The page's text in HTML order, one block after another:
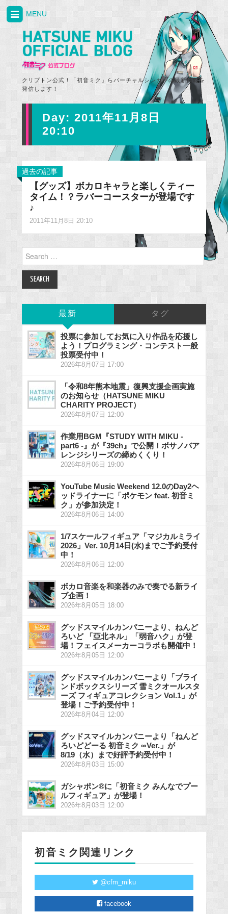
クリプトン公式！「初音ミク」らバーチャルシンガーの最新情報を
発信します！
MENU
Day: 2011年11月8日
20:10
過去の記事
【グッズ】ボカロキャラと楽しくティー
タイム！？ラバーコースターが登場です
♪
2011年11月8日 20:10
Search
for:
最新 タグ
投票に参加してお気に入り作品を応援し
よう！プログラミング・コンテスト一般
投票受付中！
2026年8月07日 17:00
「令和8年熊本地震」復興支援企画実施
のお知らせ（HATSUNE MIKU
CHARITY PROJECT）
2026年8月07日 12:00
作業用BGM『STUDY WITH MIKU -
part6 -』が『39ch』で公開！ボサノバア
レンジシリーズの締めくくり！
2026年8月06日 19:00
YouTube Music Weekend 12.0のDay2ヘ
ッドライナーに「ポケモン feat. 初音ミ
ク」が参加決定！
2026年8月06日 14:00
1/7スケールフィギュア「マジカルミライ
2026」Ver. 10月14日(水)までご予約受付
中！
2026年8月06日 12:00
ボカロ音楽を和楽器のみで奏でる新ライ
ブ企画！
2026年8月05日 18:00
グッドスマイルカンパニーより、ねんど
ろいど 「亞北ネル」「弱音ハク」が登
場！フェイスメーカーコラボも開催中！
2026年8月05日 12:00
グッドスマイルカンパニーより「ブライ
ンドボックスシリーズ 雪ミクオールスタ
ーズ フィギュアコレクション Vol.1」が
登場！ご予約受付中！
2026年8月04日 12:00
グッドスマイルカンパニーより「ねんど
ろいどどーる 初音ミク ∞Ver.」が
8/19（水）まで好評予約受付中！
2026年8月03日 15:00
ガシャポン®に「初音ミク みんなでプー
ルフィギュア」が登場！
2026年8月03日 12:00
初音ミク関連リンク
@cfm_miku
facebook